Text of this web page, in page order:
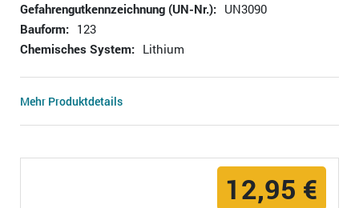
Gefahrengutkennzeichnung (UN-Nr.): UN3090
Bauform: 123
Chemisches System: Lithium
Mehr Produktdetails
12,95 €